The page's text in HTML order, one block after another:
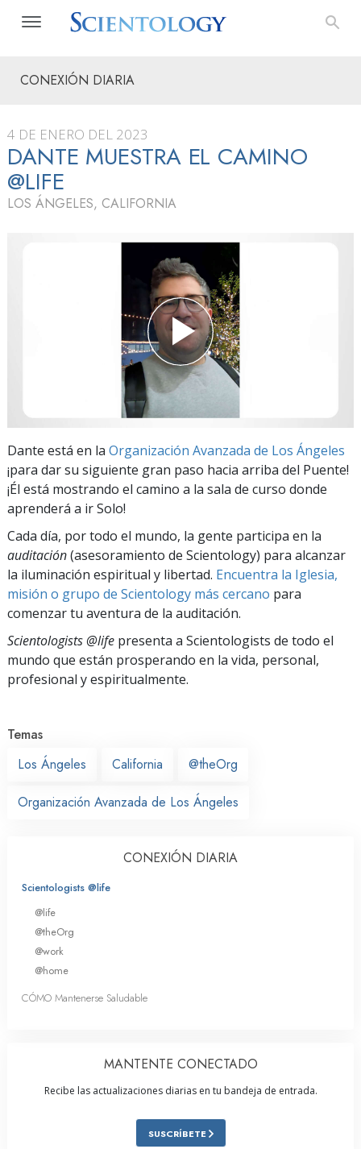
CONEXIÓN DIARIA
4 DE ENERO DEL 2023
DANTE MUESTRA EL CAMINO
@LIFE
LOS ÁNGELES, CALIFORNIA
Dante está en la Organización Avanzada de Los Ángeles
¡para dar su siguiente gran paso hacia arriba del Puente!
¡Él está mostrando el camino a la sala de curso donde
aprenderá a ir Solo!
Cada día, por todo el mundo, la gente participa en la
auditación(asesoramiento de Scientology) para alcanzar
la iluminación espiritual y libertad. Encuentra la Iglesia,
misión o grupo de Scientology más cercano para
comenzar tu aventura de la auditación.
Scientologists @life presenta a Scientologists de todo el
mundo que están prosperando en la vida, personal,
profesional y espiritualmente.
Temas
Los Ángeles
California @theOrg
Organización Avanzada de Los Ángeles
CONEXIÓN DIARIA
Scientologists @life
@life
@theOrg
@work
@home
CÓMO Mantenerse Saludable
MANTENTE CONECTADO
Recibe las actualizaciones diarias en tu bandeja de entrada.
SUSCRÍBETE